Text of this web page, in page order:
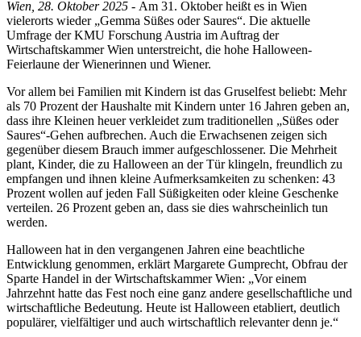
Wien, 28. Oktober 2025 - Am 31. Oktober heißt es in Wien
vielerorts wieder „Gemma Süßes oder Saures“. Die aktuelle
Umfrage der KMU Forschung Austria im Auftrag der
Wirtschaftskammer Wien unterstreicht, die hohe Halloween-
Feierlaune der Wienerinnen und Wiener.
Vor allem bei Familien mit Kindern ist das Gruselfest beliebt: Mehr
als 70 Prozent der Haushalte mit Kindern unter 16 Jahren geben an,
dass ihre Kleinen heuer verkleidet zum traditionellen „Süßes oder
Saures“-Gehen aufbrechen. Auch die Erwachsenen zeigen sich
gegenüber diesem Brauch immer aufgeschlossener. Die Mehrheit
plant, Kinder, die zu Halloween an der Tür klingeln, freundlich zu
empfangen und ihnen kleine Aufmerksamkeiten zu schenken: 43
Prozent wollen auf jeden Fall Süßigkeiten oder kleine Geschenke
verteilen. 26 Prozent geben an, dass sie dies wahrscheinlich tun
werden.
Halloween hat in den vergangenen Jahren eine beachtliche
Entwicklung genommen, erklärt Margarete Gumprecht, Obfrau der
Sparte Handel in der Wirtschaftskammer Wien: „Vor einem
Jahrzehnt hatte das Fest noch eine ganz andere gesellschaftliche und
wirtschaftliche Bedeutung. Heute ist Halloween etabliert, deutlich
populärer, vielfältiger und auch wirtschaftlich relevanter denn je.“